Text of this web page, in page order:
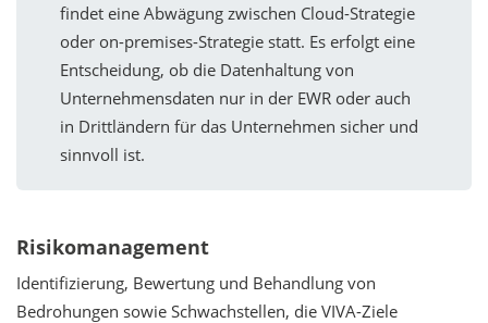
findet eine Abwägung zwischen Cloud-Strategie
oder on-premises-Strategie statt. Es erfolgt eine
Entscheidung, ob die Datenhaltung von
Unternehmensdaten nur in der EWR oder auch
in Drittländern für das Unternehmen sicher und
sinnvoll ist.
Risikomanagement
Identifizierung, Bewertung und Behandlung von
Bedrohungen sowie Schwachstellen, die VIVA-Ziele